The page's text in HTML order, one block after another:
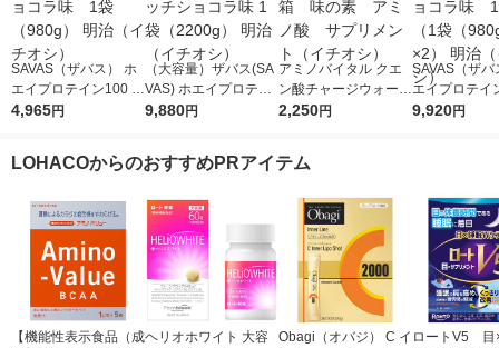
SAVAS（ザバス） ホ
エイプロテイン100 リ
ッチショコラ味 1袋
4,965円
（大容量）ザバス(SA
VAS) ホエイプロテイ
ン100 リッチショコラ
9,880円
アミノバイタル クエ
ン酸チャージウォータ
ー24本入箱 味の
2,250円
SAVAS（ザバ
エイプロテイ
ッチショコ
9,920円
LOHACOからのおすすめPRアイテム
【機能性表示食品（成ヘリオホワイト 大容
Obagi（オバジ） C イ ロートV5 目